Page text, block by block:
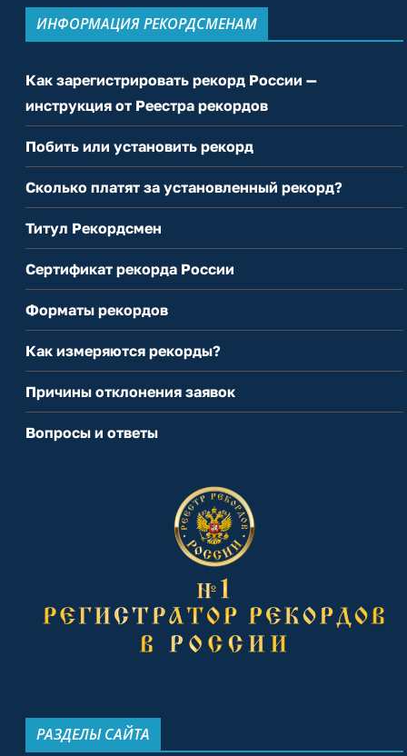
ИНФОРМАЦИЯ РЕКОРДСМЕНАМ
Как зарегистрировать рекорд России —
инструкция от Реестра рекордов
Побить или установить рекорд
Сколько платят за установленный рекорд?
Титул Рекордсмен
Сертификат рекорда России
Форматы рекордов
Как измеряются рекорды?
Причины отклонения заявок
Вопросы и ответы
РАЗДЕЛЫ САЙТА